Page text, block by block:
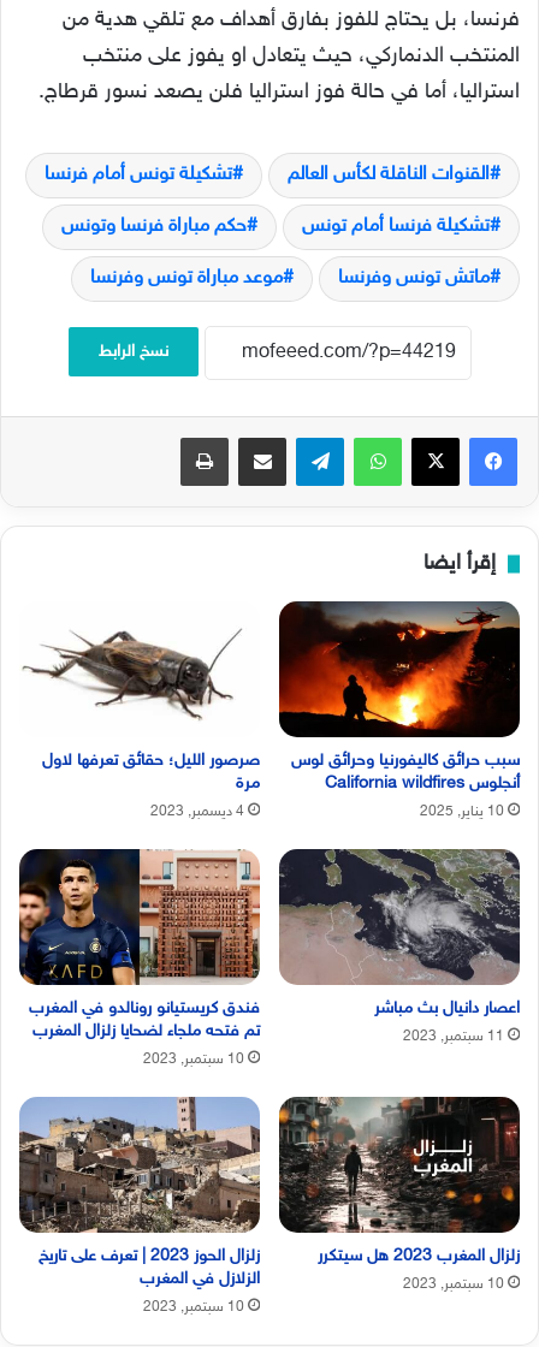
فرنسا، بل يحتاج للفوز بفارق أهداف مع تلقي هدية من
المنتخب الدنماركي، حيث يتعادل او يفوز على منتخب
استراليا، أما في حالة فوز استراليا فلن يصعد نسور قرطاج.
القنوات الناقلة لكأس العالم تشكيلة تونس أمام فرنسا
تشكيلة فرنسا أمام تونس حكم مباراة فرنسا وتونس
ماتش تونس وفرنسا موعد مباراة تونس وفرنسا
نسخ الرابط
فيسبوك‫X واتساب تيلقرام مشاركة عبر البريد طباعة
إقرأ ايضا
سبب حرائق كاليفورنيا وحرائق لوس
أنجلوس California wildfires
10 يناير, 2025
صرصور الليل؛ حقائق تعرفها لاول
مرة
4 ديسمبر, 2023
اعصار دانيال بث مباشر
11 سبتمبر, 2023
فندق كريستيانو رونالدو في المغرب
تم فتحه ملجاء لضحايا زلزال المغرب
10 سبتمبر, 2023
زلزال المغرب 2023 هل سيتكرر
10 سبتمبر, 2023
زلزال الحوز 2023 | تعرف على تاريخ
الزلازل في المغرب
10 سبتمبر, 2023